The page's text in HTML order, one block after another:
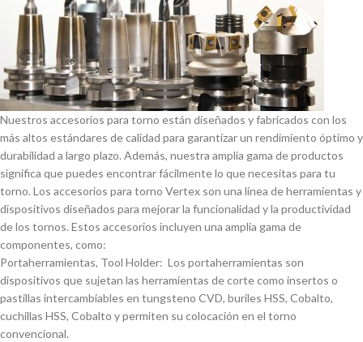
Nuestros accesorios para torno están diseñados y fabricados con los
más altos estándares de calidad para garantizar un rendimiento óptimo y
durabilidad a largo plazo. Además, nuestra amplia gama de productos
significa que puedes encontrar fácilmente lo que necesitas para tu
torno. Los accesorios para torno Vertex son una lí­nea de herramientas y
dispositivos diseñados para mejorar la funcionalidad y la productividad
de los tornos. Estos accesorios incluyen una amplia gama de
componentes, como:
Portaherramientas, Tool Holder: Los portaherramientas son
dispositivos que sujetan las herramientas de corte como insertos o
pastillas intercambiables en tungsteno CVD, buriles HSS, Cobalto,
cuchillas HSS, Cobalto y permiten su colocación en el torno
convencional.